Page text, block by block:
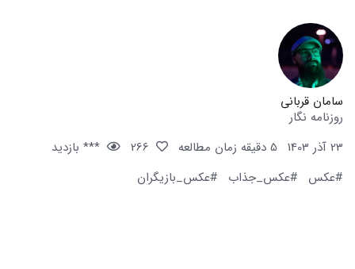
سامان قربانی
روزنامه نگار
23 آذر 1403
5 دقیقه زمان مطالعه
*** بازدید
#عکس
#عکس_جذاب #عکس_بازیگران